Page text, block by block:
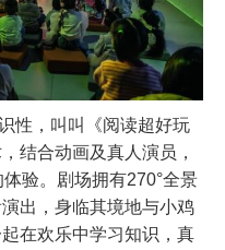
性，叫叫《阅读超好玩
结合动画及真人演员，
验。剧场拥有270°全景
出，身临其境地与小鸡
在欢乐中学习知识，真